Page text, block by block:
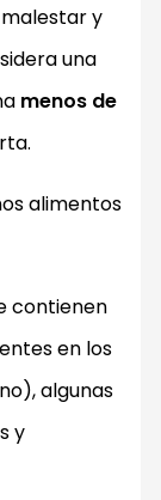
y
una
menos de
alimentos
contienen
en los
algunas
y